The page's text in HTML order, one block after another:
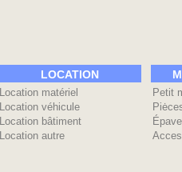
LOCATION
Location matériel
Location véhicule
Location bâtiment
Location autre
Petit
Épave